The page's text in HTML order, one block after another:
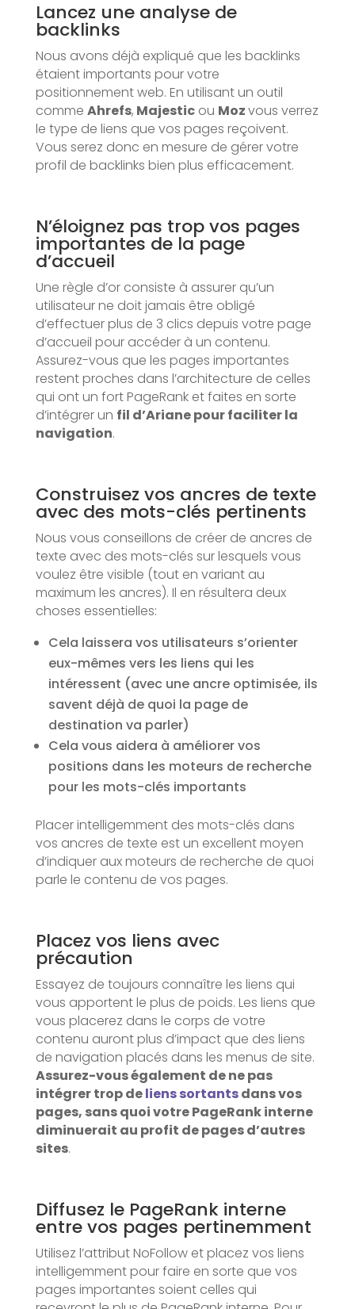
Lancez une analyse de
backlinks
Nous avons déjà expliqué que les backlinks
étaient importants pour votre
positionnement web. En utilisant un outil
comme Ahrefs, Majesticou Mozvous verrez
le type de liens que vos pages reçoivent.
Vous serez donc en mesure de gérer votre
profil de backlinks bien plus efficacement.
N’éloignez pas trop vos pages
importantes de la page
d’accueil
Une règle d’or consiste à assurer qu’un
utilisateur ne doit jamais être obligé
d’effectuer plus de 3 clics depuis votre page
d’accueil pour accéder à un contenu.
Assurez-vous que les pages importantes
restent proches dans l’architecture de celles
qui ont un fort PageRank et faites en sorte
d’intégrer un fil d’Ariane pour faciliter la
navigation.
Construisez vos ancres de texte
avec des mots-clés pertinents
Nous vous conseillons de créer de ancres de
texte avec des mots-clés sur lesquels vous
voulez être visible (tout en variant au
maximum les ancres). Il en résultera deux
choses essentielles:
Cela laissera vos utilisateurs s’orienter
eux-mêmes vers les liens qui les
intéressent (avec une ancre optimisée, ils
savent déjà de quoi la page de
destination va parler)
Cela vous aidera à améliorer vos
positions dans les moteurs de recherche
pour les mots-clés importants
Placer intelligemment des mots-clés dans
vos ancres de texte est un excellent moyen
d’indiquer aux moteurs de recherche de quoi
parle le contenu de vos pages.
Placez vos liens avec
précaution
Essayez de toujours connaître les liens qui
vous apportent le plus de poids. Les liens que
vous placerez dans le corps de votre
contenu auront plus d’impact que des liens
de navigation placés dans les menus de site.
Assurez-vous également de ne pas
intégrer trop deliens sortantsdans vos
pages, sans quoi votre PageRank interne
diminuerait au profit de pages d’autres
sites.
Diffusez le PageRank interne
entre vos pages pertinemment
Utilisez l’attribut NoFollow et placez vos liens
intelligemment pour faire en sorte que vos
pages importantes soient celles qui